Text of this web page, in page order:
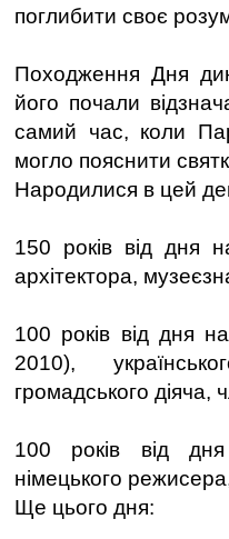
поглибити своє
Походження Дня
його почали
самий час, коли
могло пояснити
Народилися в цей
150 років від дня
архітектора,
100 років від дня
2010),
громадського
100 років від
німецького
Ще цього дня: